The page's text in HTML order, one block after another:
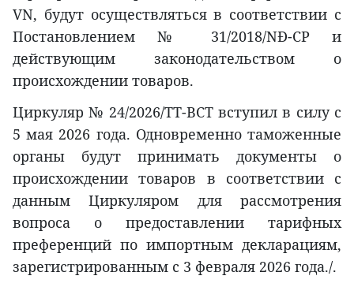
VN, будут осуществляться в соответствии с
Постановлением № 31/2018/NĐ-CP и
действующим законодательством о
происхождении товаров.
Циркуляр № 24/2026/TT-BCT вступил в силу с
5 мая 2026 года. Одновременно таможенные
органы будут принимать документы о
происхождении товаров в соответствии с
данным Циркуляром для рассмотрения
вопроса о предоставлении тарифных
преференций по импортным декларациям,
зарегистрированным с 3 февраля 2026 года./.